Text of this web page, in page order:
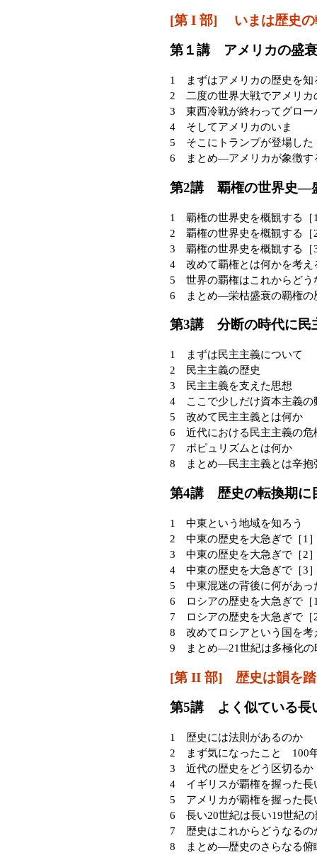
[第 I 部] いまは歴史の
第１講 アメリカの盛
1 まずはアメリカの歴史を知
2 二度の世界大戦でアメリカ
3 東西冷戦が終わってグロー
4 そしてアメリカのいま
5 そこにトランプが登場した
6 まとめ—アメリカが象徴す
第2講 覇権の世界史—
1 覇権の世界史を概観する
2 覇権の世界史を概観する
3 覇権の世界史を概観する
4 改めて覇権とは何かを考え
5 世界の覇権はこれからどう
6 まとめ—栄枯盛衰の覇権の
第3講 分断の時代に民
1 まずは民主主義について
2 民主主義の歴史
3 民主主義を支えた思想
4 ここで少しだけ資本主義の
5 改めて民主主義とは何か
6 近代における民主主義の危
7 ポピュリズムとは何か
8 まとめ—民主主義とは辛抱
第4講 歴史の転換期に
1 中東という地域を知ろう
2 中東の歴史を大急ぎで［1
3 中東の歴史を大急ぎで［2
4 中東の歴史を大急ぎで［3
5 中東混迷の背後に何があっ
6 ロシアの歴史を大急ぎで
7 ロシアの歴史を大急ぎで
8 改めてロシアという国を考
9 まとめ—21世紀は多極化の
[第 II 部] 歴史は韻を踏
第5講 よく似ている長
1 歴史には法則があるのか
2 まず気になったこと 100
3 近代の歴史をどう区切るか
4 イギリスが覇権を握った長
5 アメリカが覇権を握った長
6 長い20世紀は長い19世紀の
7 歴史はこれからどうなるの
8 まとめ—歴史のさらなる俯